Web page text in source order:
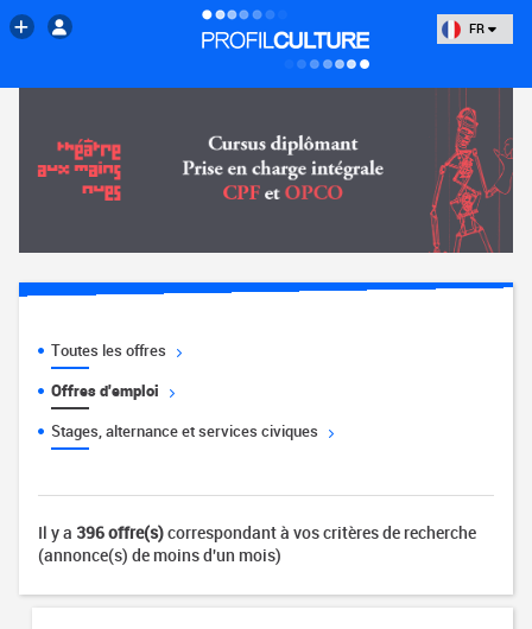
FR
Toutes les offres
Offres d'emploi
Stages, alternance et services civiques
Il y a 396 offre(s)correspondant à vos critères de recherche
(annonce(s) de moins d'un mois)